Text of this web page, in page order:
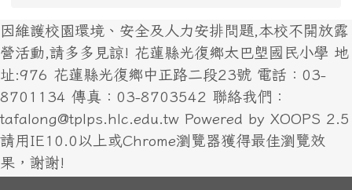
因維護校園環境、安全及人力安排問題,本校不開放露
營活動,請多多見諒! 花蓮縣光復鄉太巴塱國民小學 地
址:976 花蓮縣光復鄉中正路二段23號 電話：03-
8701134 傳真：03-8703542 聯絡我們：
tafalong@tplps.hlc.edu.tw Powered by XOOPS 2.5
請用IE10.0以上或Chrome瀏覽器獲得最佳瀏覽效
果，謝謝!